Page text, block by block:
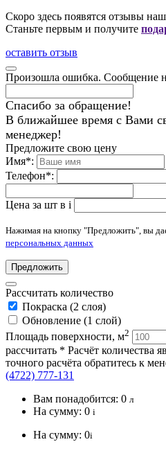
Скоро здесь появятся отзывы
Станьте первым и получите
оставить отзыв
Произошла ошибка. Сообщение
Спасибо за обращение!
В ближайшее время с Вами
менеджер!
Предложите свою цену
Имя*:
Телефон*:
Цена за шт в i
Нажимая на кнопку "Предложить", вы
персональных данных
Предложить
Рассчитать количество
Покраска (2 слоя)
Обновление (1 слой)
Площадь поверхности, м2
рассчитать * Расчёт количества
точного расчёта обратитесь к
(4722) 777-131
Вам понадобится: 0 л
На сумму: 0 i
На сумму: 0i